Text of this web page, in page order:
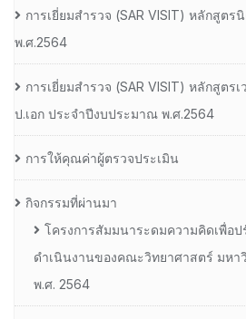
การเยี่ยมสํารวจ (SAR VISIT) หลักสูตร
พ.ศ.2564
การเยี่ยมสํารวจ (SAR VISIT) หลักสูตร
ป.เอก ประจําปีงบประมาณ พ.ศ.2564
การให้คุณค่าผู้ตรวจประเมิน
กิจกรรมที่ผ่านมา
โครงการสัมมนาระดมความคิดเพื่อ
ดำเนินงานของคณะวิทยาศาสตร์ มหา
พ.ศ. 2564